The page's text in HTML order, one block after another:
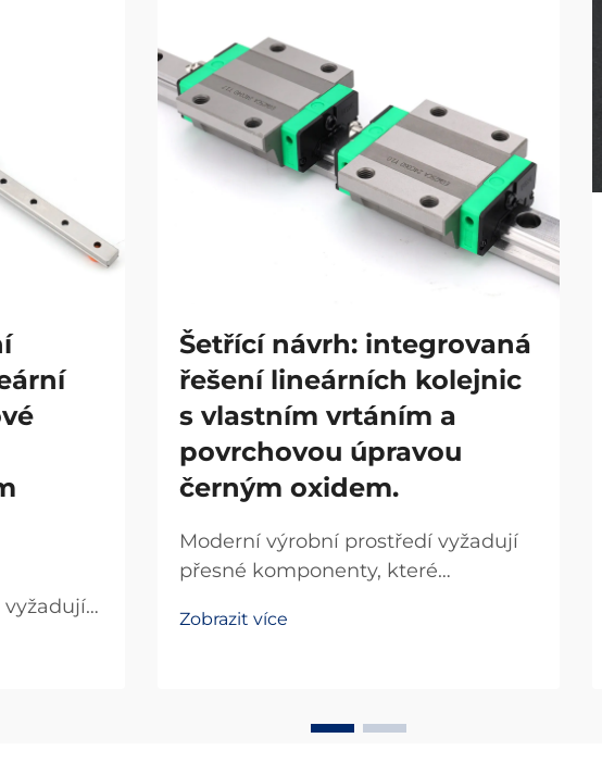
Šetřící návrh: integrovaná
řešení lineárních kolejnic
s vlastním vrtáním a
povrchovou úpravou
černým oxidem.
Moderní výrobní prostředí vyžadují
přesné komponenty, které
minimalizují prostorové nároky.
Zobrazit více